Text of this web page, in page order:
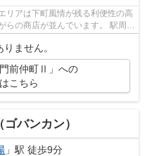
ません。
門前仲町Ⅱ」への
こちら
バンカン）
」駅 徒歩9分